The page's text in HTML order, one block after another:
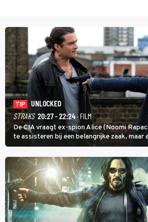
TIP
UNLOCKED
STRAKS 20:27 - 22:24· FILM
De CIA vraagt ex-spion Alice (Noomi
te assisteren bij een belangrijke zaak, maar
degene die haar aanstelde kwade